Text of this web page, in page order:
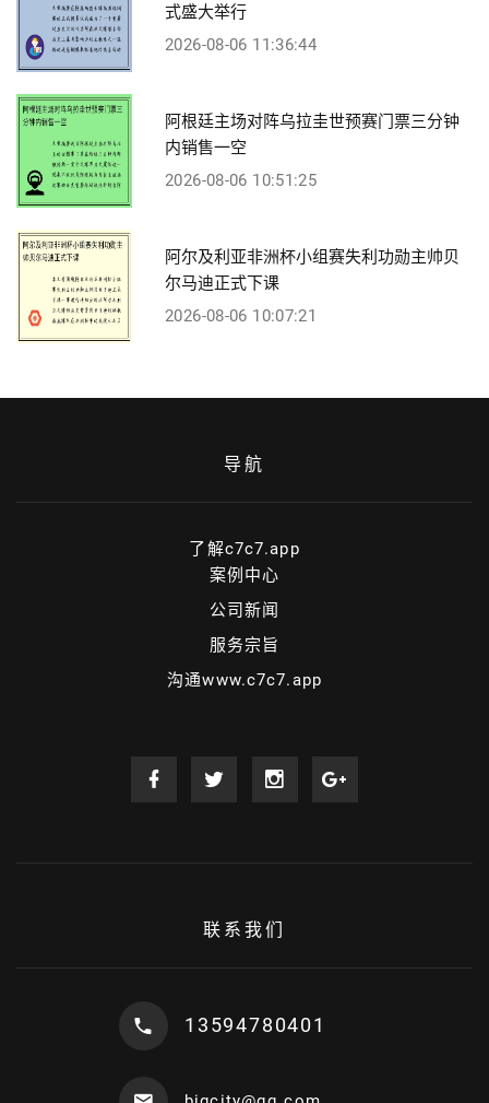
式盛大举行
2026-08-06 11:36:44
阿根廷主场对阵乌拉圭世预赛门票三分钟
内销售一空
2026-08-06 10:51:25
阿尔及利亚非洲杯小组赛失利功勋主帅贝
尔马迪正式下课
2026-08-06 10:07:21
导航
了解c7c7.app
案例中心
公司新闻
服务宗旨
沟通www.c7c7.app
联系我们
13594780401